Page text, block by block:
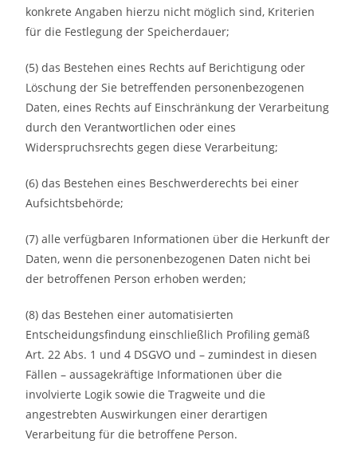
konkrete Angaben hierzu nicht möglich sind, Kriterien
für die Festlegung der Speicherdauer;
(5) das Bestehen eines Rechts auf Berichtigung oder
Löschung der Sie betreffenden personenbezogenen
Daten, eines Rechts auf Einschränkung der Verarbeitung
durch den Verantwortlichen oder eines
Widerspruchsrechts gegen diese Verarbeitung;
(6) das Bestehen eines Beschwerderechts bei einer
Aufsichtsbehörde;
(7) alle verfügbaren Informationen über die Herkunft der
Daten, wenn die personenbezogenen Daten nicht bei
der betroffenen Person erhoben werden;
(8) das Bestehen einer automatisierten
Entscheidungsfindung einschließlich Profiling gemäß
Art. 22 Abs. 1 und 4 DSGVO und – zumindest in diesen
Fällen – aussagekräftige Informationen über die
involvierte Logik sowie die Tragweite und die
angestrebten Auswirkungen einer derartigen
Verarbeitung für die betroffene Person.